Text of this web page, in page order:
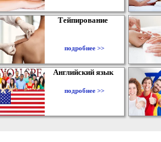
Тейпирование
подробнее >>
Английский язык
подробнее >>